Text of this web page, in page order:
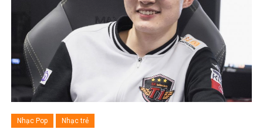
Nhạc Pop Nhạc trẻ